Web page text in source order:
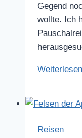
Gegend
wollte. Ich
Weiterlesen
Reisen